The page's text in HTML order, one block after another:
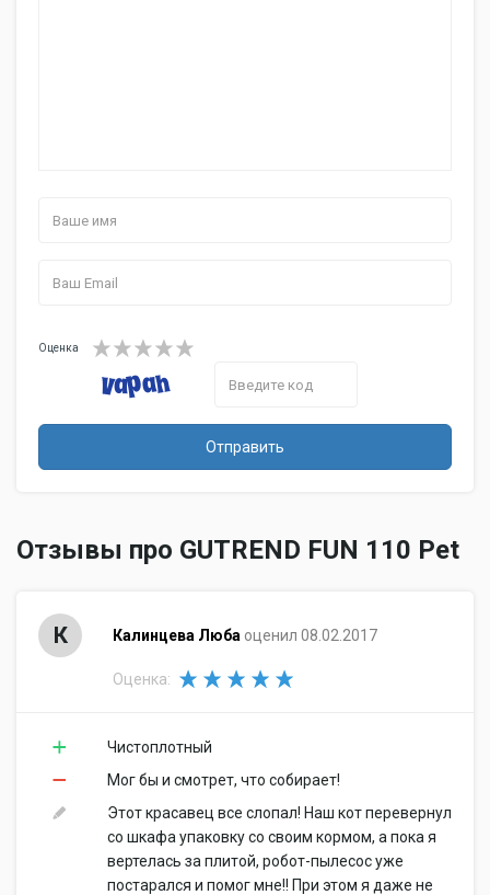
аккумулятора
Оценка
Отправить
Отзывы про GUTREND FUN 110 Pet
К Калинцева Люба оценил 08.02.2017
Оценка:
Чистоплотный
Мог бы и смотрет, что собирает!
Этот красавец все слопал! Наш кот перевернул
со шкафа упаковку со своим кормом, а пока я
вертелась за плитой, робот-пылесос уже
постарался и помог мне!! При этом я даже не